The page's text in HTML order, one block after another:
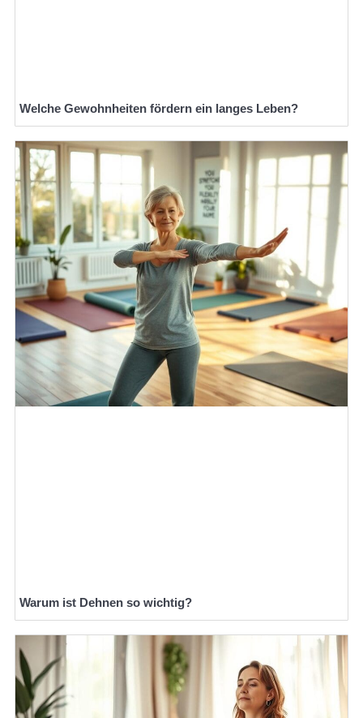
Welche Gewohnheiten fördern ein langes Leben?
Warum ist Dehnen so wichtig?